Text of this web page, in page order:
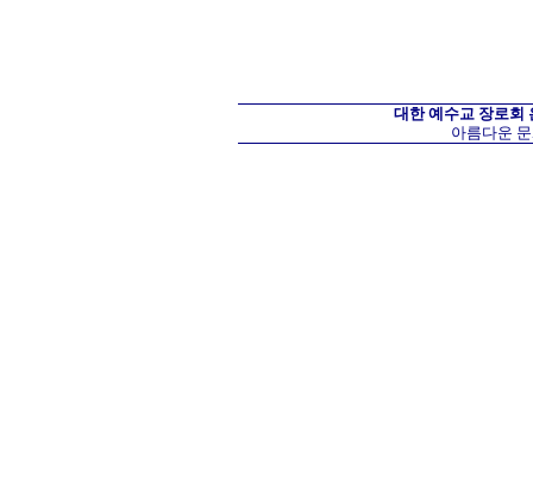
대한 예수교 장로회
아름다운